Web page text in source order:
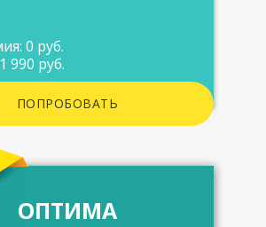
0 руб.
990 руб.
ПОПРОБОВАТЬ
ОПТИМА